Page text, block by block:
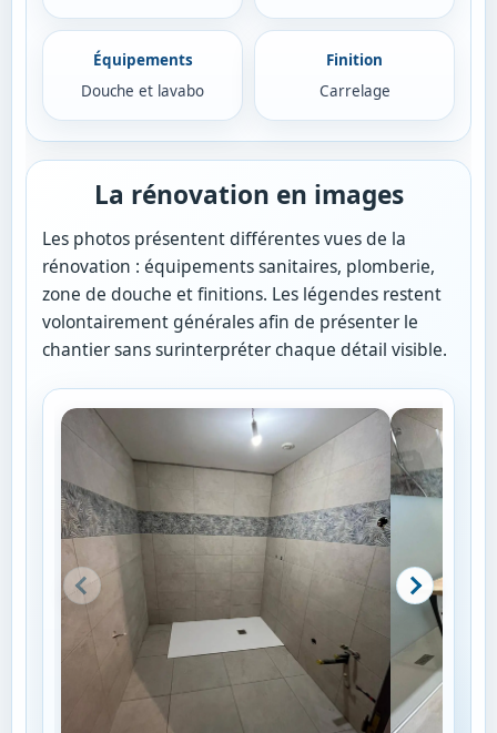
Équipements
Douche et lavabo
Finition
Carrelage
La rénovation en images
Les photos présentent différentes vues de la
rénovation : équipements sanitaires, plomberie,
zone de douche et finitions. Les légendes restent
volontairement générales afin de présenter le
chantier sans surinterpréter chaque détail visible.